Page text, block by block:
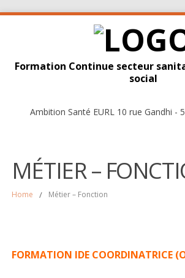
Formation Continue secteur
social
Ambition Santé EURL 10 rue Gandhi -
MÉTIER –
Home / Métier – Fonction
FORMATION IDE COORDINATRICE